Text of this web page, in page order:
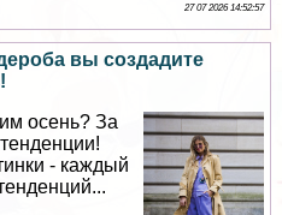
27 07 2026 14:52:57
вы создадите
осень? За
- каждый